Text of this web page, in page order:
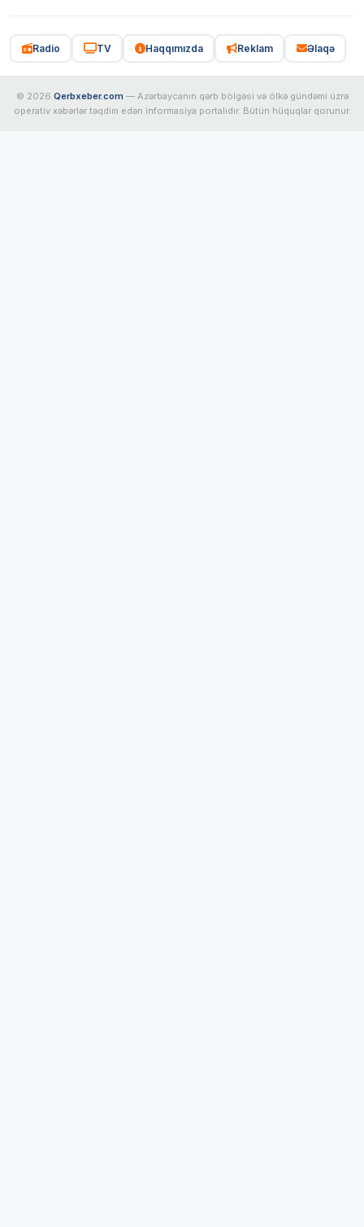
Radio TV Haqqımızda Reklam Əlaqə
© 2026 Qerbxeber.com — Azərbaycanın qərb bölgəsi və ölkə gündəmi üzrə
operativ xəbərlər təqdim edən informasiya portalıdır. Bütün hüquqlar qorunur.